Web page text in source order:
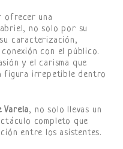
ofrecer una
no solo por su
caracterización,
con el público.
y el carisma que
figura irrepetible dentro
Varela, no solo llevas un
completo que
entre los asistentes.